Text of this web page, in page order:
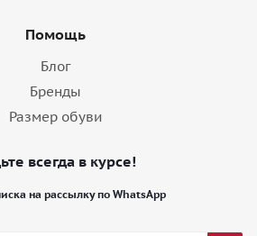
Помощь
Блог
Бренды
Размер обуви
всегда в курсе!
на рассылку по WhatsApp